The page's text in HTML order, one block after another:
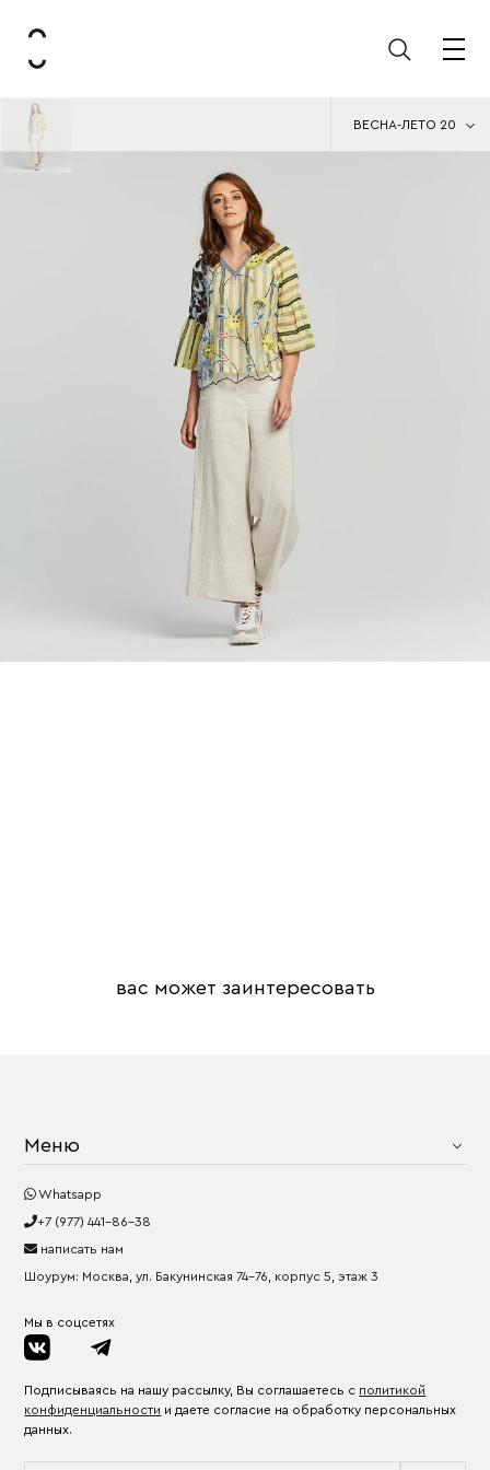
ВЕСНА-ЛЕТО 20
вас может заинтересовать
Меню
Whatsapp
+7 (977) 441-86-38
написать нам
Шоурум: Москва, ул. Бакунинская 74-76, корпус 5, этаж 3
Мы в соцсетях
Подписываясь на нашу рассылку, Вы соглашаетесь с политикой
конфиденциальности и даете согласие на обработку персональных
данных.